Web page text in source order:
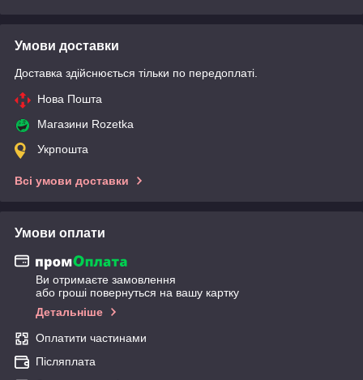
Умови доставки
Доставка здійснюється тільки по передоплаті.
Нова Пошта
Магазини Rozetka
Укрпошта
Всі умови доставки
Умови оплати
Ви отримаєте замовлення
або гроші повернуться на вашу картку
Детальніше
Оплатити частинами
Післяплата